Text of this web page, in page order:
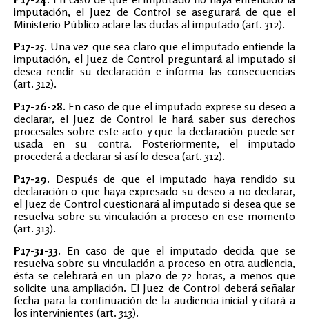
imputación, el Juez de Control se asegurará de que el
Ministerio Público aclare las dudas al imputado (art. 312).
P17-25. Una vez que sea claro que el imputado entiende la
imputación, el Juez de Control preguntará al imputado si
desea rendir su declaración e informa las consecuencias
(art. 312).
P17-26-28. En caso de que el imputado exprese su deseo a
declarar, el Juez de Control le hará saber sus derechos
procesales sobre este acto y que la declaración puede ser
usada en su contra. Posteriormente, el imputado
procederá a declarar si así lo desea (art. 312).
P17-29. Después de que el imputado haya rendido su
declaración o que haya expresado su deseo a no declarar,
el Juez de Control cuestionará al imputado si desea que se
resuelva sobre su vinculación a proceso en ese momento
(art. 313).
P17-31-33. En caso de que el imputado decida que se
resuelva sobre su vinculación a proceso en otra audiencia,
ésta se celebrará en un plazo de 72 horas, a menos que
solicite una ampliación. El Juez de Control deberá señalar
fecha para la continuación de la audiencia inicial y citará a
los intervinientes (art. 313).